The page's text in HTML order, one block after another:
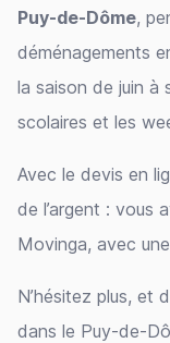
Puy-de-Dôme,
déménagements
la saison de juin à
scolaires et les
Avec le devis en
de l’argent : vous
Movinga, avec
N’hésitez plus, et
dans le Puy-de-